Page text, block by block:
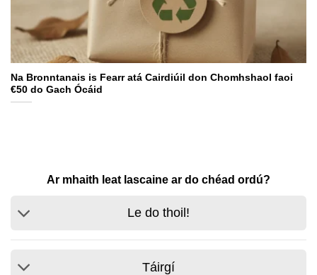
Na Bronntanais is Fearr atá Cairdiúil don Chomhshaol faoi
€50 do Gach Ócáid
Ar mhaith leat lascaine ar do chéad ordú?
Le do thoil!
Táirgí